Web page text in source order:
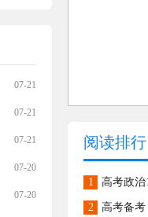
07-21
07-21
07-21
07-20
07-20
阅读排行
1 高考政治
2 高考备